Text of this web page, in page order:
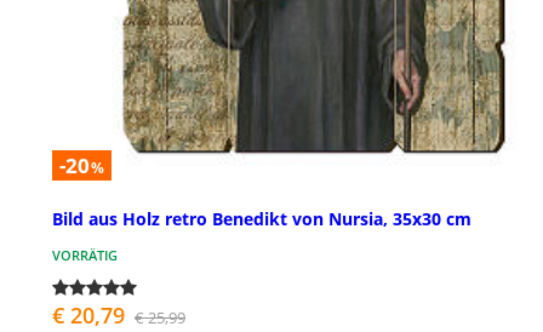
-20%
Bild aus Holz retro Benedikt von Nursia, 35x30 cm
VORRÄTIG
€ 20,79 € 25,99